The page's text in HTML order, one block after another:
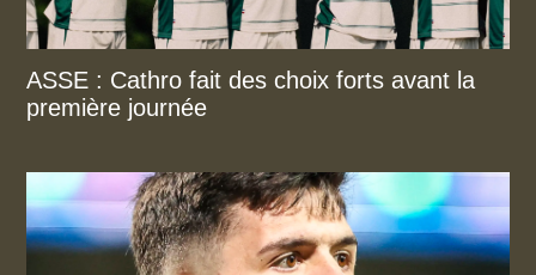
ASSE : Cathro fait des choix forts avant la
première journée